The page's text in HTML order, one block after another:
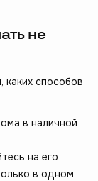
не
способов
в наличной
на его
в одном